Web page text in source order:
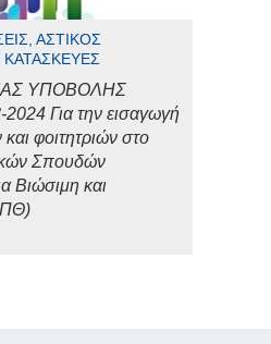
ΑΣΤΙΚΌΣ
ΚΑΤΑΣΚΕΥΈΣ
ΥΠΟΒΟΛΗΣ
Για την εισαγωγή
φοιτητριών στο
Σπουδών
Βιώσιμη και